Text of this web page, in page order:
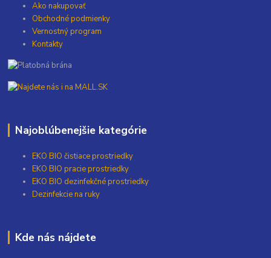
Ako nakupovať
Obchodné podmienky
Vernostný program
Kontakty
Najoblúbenejšie kategórie
EKO BIO čistiace prostriedky
EKO BIO pracie prostriedky
EKO BIO dezinfekčné prostriedky
Dezinfekcie na ruky
Kde nás nájdete